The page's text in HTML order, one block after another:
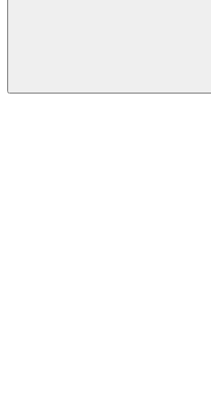
Buscar